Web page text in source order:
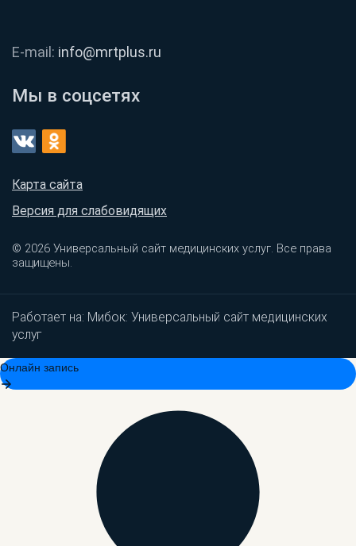
E-mail: info@mrtplus.ru
Мы в соцсетях
Карта сайта
Версия для слабовидящих
© 2026 Универсальный сайт медицинских услуг. Все права
защищены.
Работает на: Мибок: Универсальный сайт медицинских
услуг